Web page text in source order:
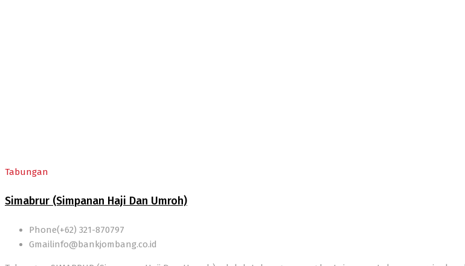
Tabungan
Simabrur (Simpanan Haji Dan Umroh)
Phone(+62) 321-870797
Gmailinfo@bankjombang.co.id